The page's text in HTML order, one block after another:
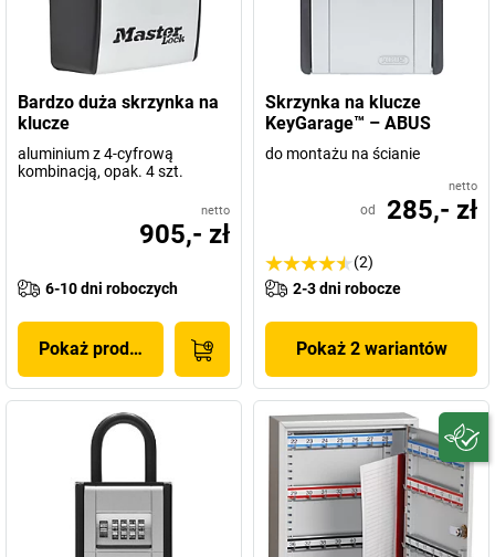
Bardzo duża skrzynka na
klucze
aluminium z 4-cyfrową
kombinacją, opak. 4 szt.
netto
905,- zł
6-10 dni roboczych
Pokaż produkt
Skrzynka na klucze
KeyGarage™ – ABUS
do montażu na ścianie
netto
od 285,- zł
(2)
2-3 dni robocze
Pokaż 2 wariantów